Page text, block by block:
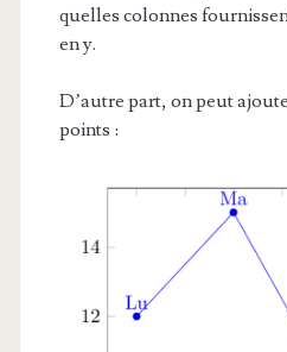
quelles colonnes
en y.
D’autre part, on peut
points :